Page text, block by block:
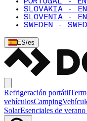
SLOVAKIA -
SLOVENIA -
SWEDEN -
ES/es
Refrigeración portátil
vehículosCamping
SolarEsenciales de verano